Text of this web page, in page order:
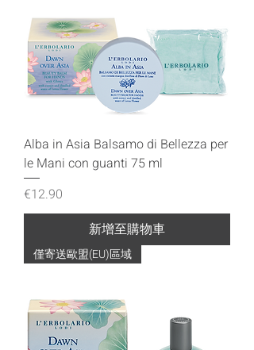
Alba in Asia Balsamo di Bellezza per
le Mani con guanti 75 ml
價格
€12.90
新增至購物車
僅寄送歐盟(EU)區域